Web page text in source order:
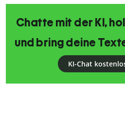
Chatte mit der KI,
und bring deine
KI-Chat